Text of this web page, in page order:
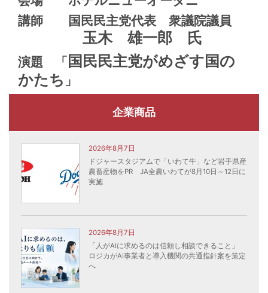
講師 国民民主党代表 衆議院議員
玉木 雄一郎 氏
演題 「 国民民主党がめざす国の
かたち 」
企業商品
2026年8月7日
ドジャースタジアムで「いわて牛」など岩手県産
農畜産物をPR JA全農いわてが8月10日～12日に
実施
2026年8月7日
「人がAIに求めるのは信頼し相談できること」
ロジカがAI事業者と導入機関の共通指針案を策定
へ